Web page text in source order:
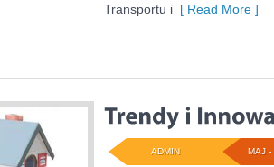
Transportu i [ Read More ]
MAJ -
ADMIN